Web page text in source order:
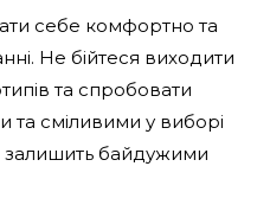
себе комфортно та
Не бійтеся виходити
та спробовати
та сміливими у виборі
залишить байдужими